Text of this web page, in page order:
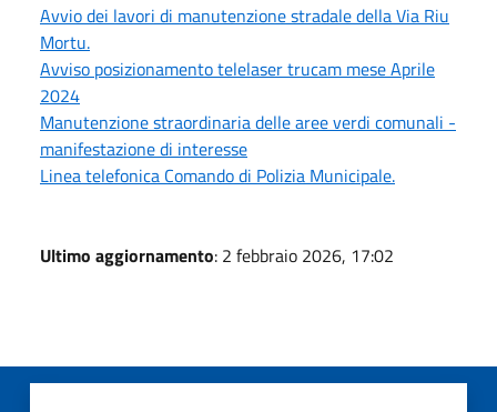
Avvio dei lavori di manutenzione stradale della Via Riu
Mortu.
Avviso posizionamento telelaser trucam mese Aprile
2024
Manutenzione straordinaria delle aree verdi comunali -
manifestazione di interesse
Linea telefonica Comando di Polizia Municipale.
Ultimo aggiornamento: 2 febbraio 2026, 17:02